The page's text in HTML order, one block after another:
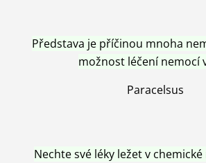
Představa je příčinou mnoha
možnost léčení nemocí
Paracelsus
Nechte své léky ležet v